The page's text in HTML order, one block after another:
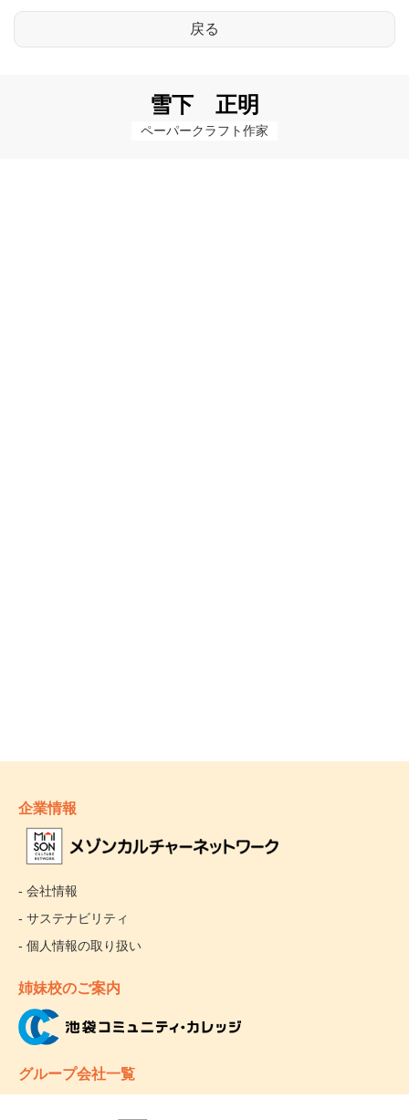
雪下 正明
ペーパークラフト作家
企業情報
- 会社情報
- サステナビリティ
- 個人情報の取り扱い
姉妹校のご案内
グループ会社一覧